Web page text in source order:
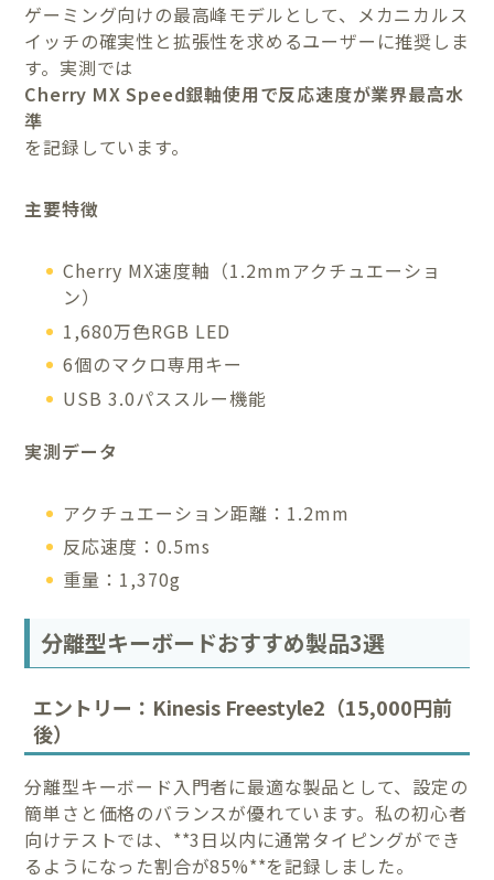
ゲーミング向けの最高峰モデルとして、メカニカルス
イッチの確実性と拡張性を求めるユーザーに推奨しま
す。実測では
Cherry MX Speed銀軸使用で反応速度が業界最高水
準
を記録しています。
主要特徴
Cherry MX速度軸（1.2mmアクチュエーショ
ン）
1,680万色RGB LED
6個のマクロ専用キー
USB 3.0パススルー機能
実測データ
アクチュエーション距離：1.2mm
反応速度：0.5ms
重量：1,370g
分離型キーボードおすすめ製品3選
エントリー：Kinesis Freestyle2（15,000円前
後）
分離型キーボード入門者に最適な製品として、設定の
簡単さと価格のバランスが優れています。私の初心者
向けテストでは、**3日以内に通常タイピングができ
るようになった割合が85%**を記録しました。